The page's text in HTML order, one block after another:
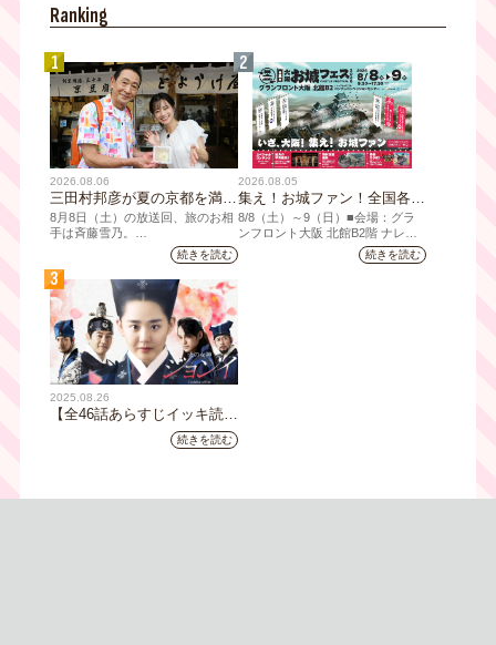
人を達成しました。
Ranking
1
2026.08.06
三田村邦彦が夏の京都を満喫
｜太っ腹な「無限朝食」、住
宅街の隠れ家・角打ち、売り
切れ御免の夏の名物を堪能！
三田村大絶賛！暑い時こそ食
べたい絶品四川料理も
8月8日（土）の放送回、旅のお相
手は斉藤雪乃。
「おとな旅あるき旅」は毎週土曜
夕方6:30～放送。三田村邦彦が訪
れた先の土地を歩いて、地元の美
味や美酒、風景を味わい、そして
地元の人々とのふれあいの中から
感じたことを伝える“おとなのため
の”旅番組です。
今回は夏の京都へ。五感で愉し
む、雅な伝統×心潤す美味いもん
続きを読む
2
2026.08.05
集え！お城ファン！全国各地
のお城PRブースが群雄割
拠！『大阪・お城フェス
2026』、いよいよ8/8（土）
8/8（⼟）～9（日）■会場：グラ
ンフロント⼤阪 北館B2階 ナレッ
ジキャピタル コングレコンベンシ
ョンセンター ⼤⼈ 前売1,400円
続きを読む
3
2025.08.26
【全46話あらすじイッキ読
み】韓国ドラマ『火の女神
ジョンイ』｜テレビ大阪 9
続きを読む